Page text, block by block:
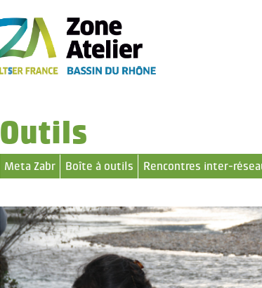
Outils
Meta Zabr Boîte à outils Rencontres inter-